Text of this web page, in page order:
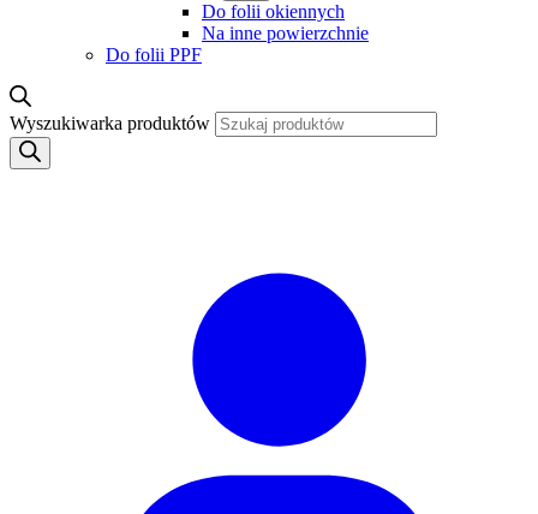
Do folii okiennych
Na inne powierzchnie
Do folii PPF
Wyszukiwarka produktów